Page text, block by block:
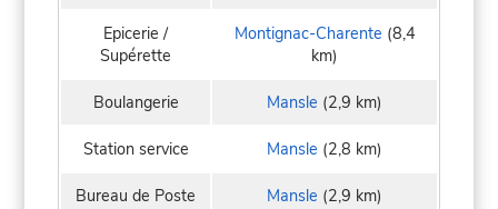
Epicerie /
Supérette
Montignac-Charente (8,4
km)
Boulangerie Mansle (2,9 km)
Station service Mansle (2,8 km)
Bureau de Poste Mansle (2,9 km)